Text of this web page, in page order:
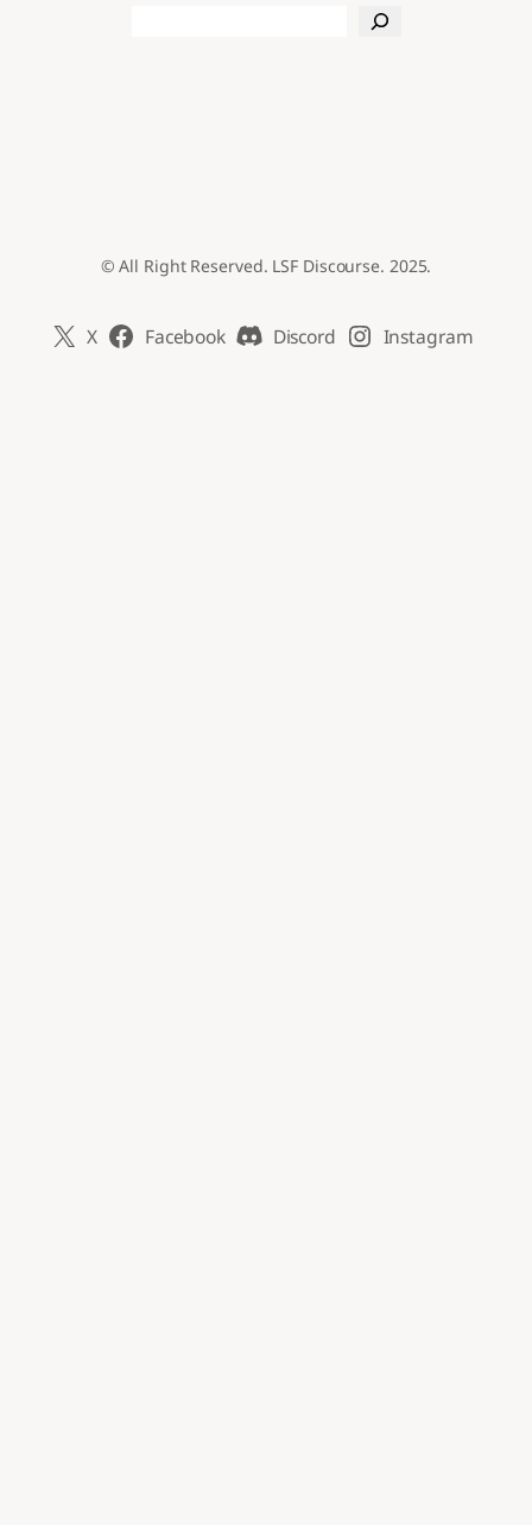
© All Right Reserved. LSF Discourse. 2025.
X Facebook Discord Instagram